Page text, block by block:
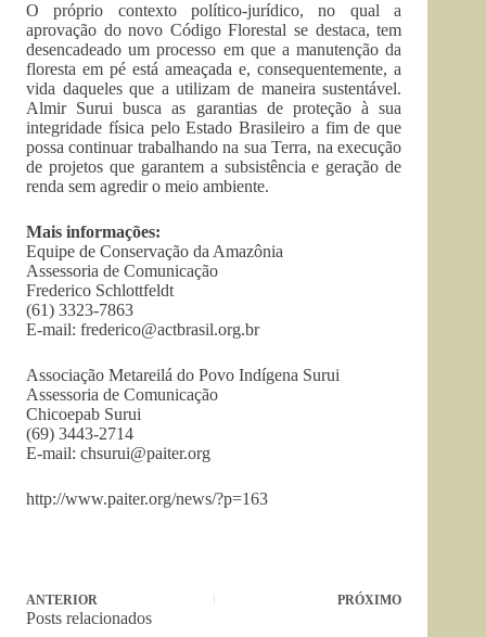
O próprio contexto político-jurídico, no qual a
aprovação do novo Código Florestal se destaca, tem
desencadeado um processo em que a manutenção da
floresta em pé está ameaçada e, consequentemente, a
vida daqueles que a utilizam de maneira sustentável.
Almir Surui busca as garantias de proteção à sua
integridade física pelo Estado Brasileiro a fim de que
possa continuar trabalhando na sua Terra, na execução
de projetos que garantem a subsistência e geração de
renda sem agredir o meio ambiente.
Mais informações:
Equipe de Conservação da Amazônia
Assessoria de Comunicação
Frederico Schlottfeldt
(61) 3323-7863
E-mail: frederico@actbrasil.org.br
Associação Metareilá do Povo Indígena Surui
Assessoria de Comunicação
Chicoepab Surui
(69) 3443-2714
E-mail: chsurui@paiter.org
http://www.paiter.org/news/?p=163
ANTERIOR PRÓXIMO
Posts relacionados